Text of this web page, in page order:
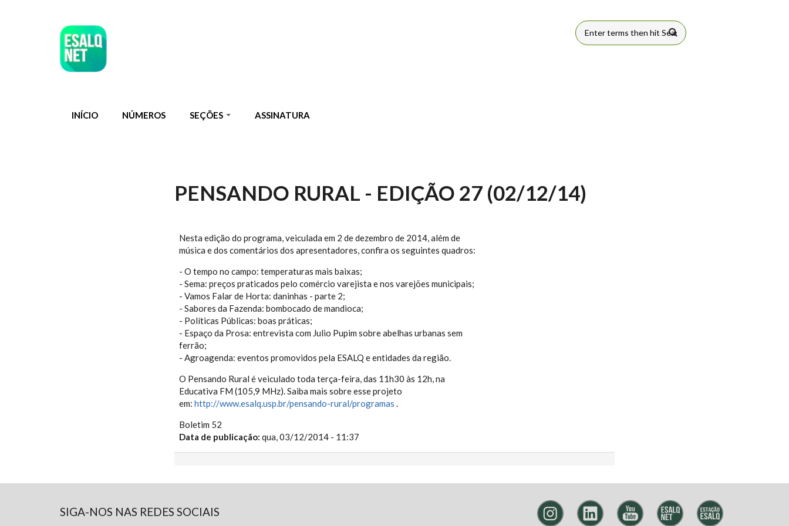
FORMULÁRIO
INÍCIO NÚMEROS SEÇÕES ASSINATURA
PENSANDO RURAL - EDIÇÃO 27 (02/12/14)
Nesta edição do programa, veiculada em 2 de dezembro de 2014, além de
música e dos comentários dos apresentadores, confira os seguintes quadros:
- O tempo no campo: temperaturas mais baixas;
- Sema: preços praticados pelo comércio varejista e nos varejões municipais;
- Vamos Falar de Horta: daninhas - parte 2;
- Sabores da Fazenda: bombocado de mandioca;
- Políticas Públicas: boas práticas;
- Espaço da Prosa: entrevista com Julio Pupim sobre abelhas urbanas sem
ferrão;
- Agroagenda: eventos promovidos pela ESALQ e entidades da região.
O Pensando Rural é veiculado toda terça-feira, das 11h30 às 12h, na
Educativa FM (105,9 MHz). Saiba mais sobre esse projeto
em: http://www.esalq.usp.br/pensando-rural/programas .
Boletim 52
Data de publicação: qua, 03/12/2014 - 11:37
SIGA-NOS NAS REDES SOCIAIS